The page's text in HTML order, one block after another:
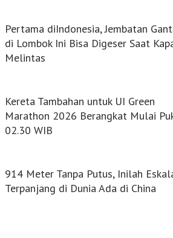
Pertama diIndonesia, Jembatan
di Lombok Ini Bisa Digeser Saat
Melintas
Kereta Tambahan untuk UI Green
Marathon 2026 Berangkat Mulai
02.30 WIB
914 Meter Tanpa Putus, Inilah
Terpanjang di Dunia Ada di China